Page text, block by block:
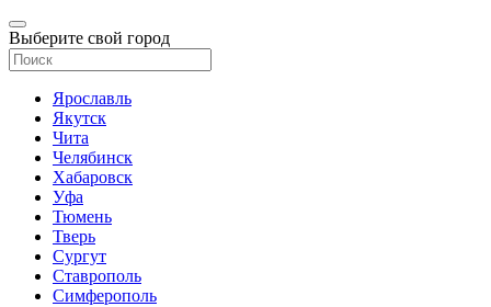
Выберите свой город
Ярославль
Якутск
Чита
Челябинск
Хабаровск
Уфа
Тюмень
Тверь
Сургут
Ставрополь
Симферополь